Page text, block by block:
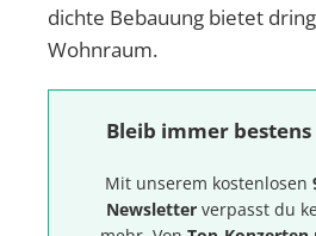
dichte Bebauung bietet
Wohnraum.
Bleib immer
Mit unserem kostenlosen
Newsletterverpasst du